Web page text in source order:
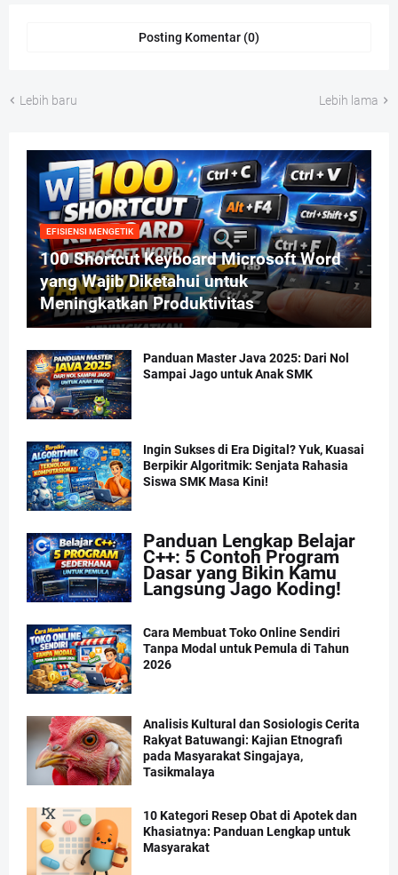
Posting Komentar (0)
Lebih baru Lebih lama
EFISIENSI MENGETIK
100 Shortcut Keyboard Microsoft Word
yang Wajib Diketahui untuk
Meningkatkan Produktivitas
Panduan Master Java 2025: Dari Nol
Sampai Jago untuk Anak SMK
Ingin Sukses di Era Digital? Yuk, Kuasai
Berpikir Algoritmik: Senjata Rahasia
Siswa SMK Masa Kini!
Panduan Lengkap Belajar
C++: 5 Contoh Program
Dasar yang Bikin Kamu
Langsung Jago Koding!
Cara Membuat Toko Online Sendiri
Tanpa Modal untuk Pemula di Tahun
2026
Analisis Kultural dan Sosiologis Cerita
Rakyat Batuwangi: Kajian Etnografi
pada Masyarakat Singajaya,
Tasikmalaya
10 Kategori Resep Obat di Apotek dan
Khasiatnya: Panduan Lengkap untuk
Masyarakat